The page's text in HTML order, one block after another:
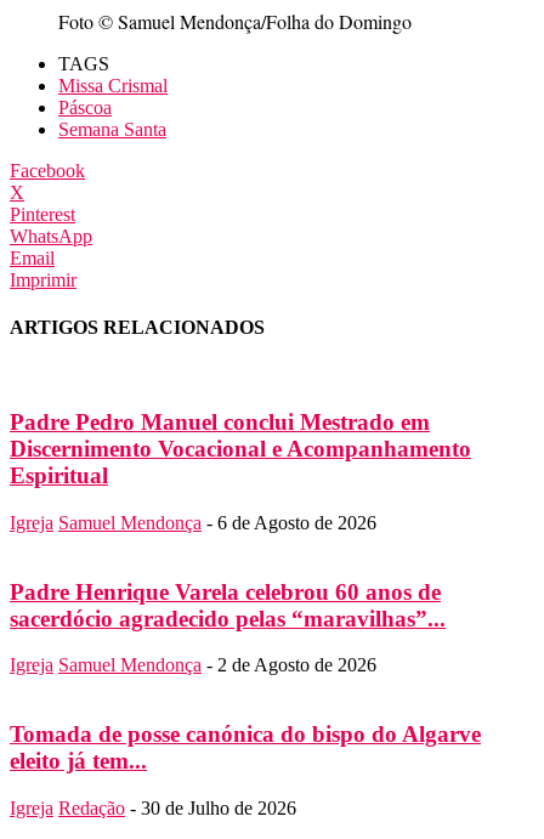
Foto © Samuel Mendonça/Folha do Domingo
TAGS
Missa Crismal
Páscoa
Semana Santa
Facebook
X
Pinterest
WhatsApp
Email
Imprimir
ARTIGOS RELACIONADOS
Padre Pedro Manuel conclui Mestrado em
Discernimento Vocacional e Acompanhamento
Espiritual
Igreja Samuel Mendonça - 6 de Agosto de 2026
Padre Henrique Varela celebrou 60 anos de
sacerdócio agradecido pelas “maravilhas”...
Igreja Samuel Mendonça - 2 de Agosto de 2026
Tomada de posse canónica do bispo do Algarve
eleito já tem...
Igreja Redação - 30 de Julho de 2026